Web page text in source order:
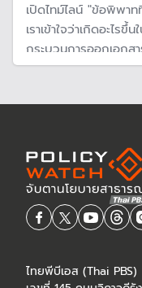
เปิดไทม์ไลน์ "ข้อพิพา
เราเข้าใจว่าเกิดอะไ
กระบวนการออกเอกส
กรรมการสอบเจ้าหน้า
ไทยพีบีเอส (Thai PBS)